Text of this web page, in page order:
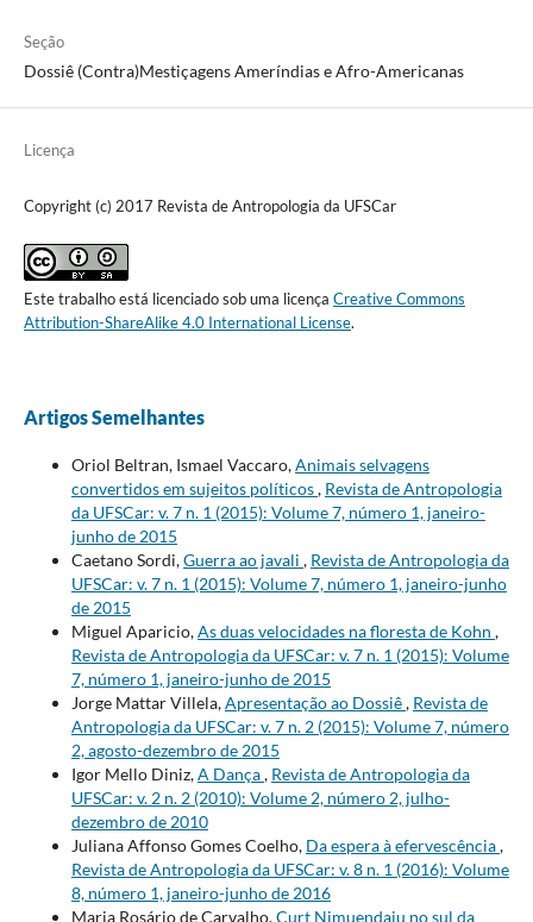
Seção
Dossiê (Contra)Mestiçagens Ameríndias e Afro-Americanas
Licença
Copyright (c) 2017 Revista de Antropologia da UFSCar
Este trabalho está licenciado sob uma licença Creative Commons
Attribution-ShareAlike 4.0 International License.
Artigos Semelhantes
Oriol Beltran, Ismael Vaccaro,Animais selvagens
convertidos em sujeitos políticos, Revista de Antropologia
da UFSCar: v. 7 n. 1 (2015): Volume 7, número 1, janeiro-
junho de 2015
Caetano Sordi,Guerra ao javali , Revista de Antropologia da
UFSCar: v. 7 n. 1 (2015): Volume 7, número 1, janeiro-junho
de 2015
Miguel Aparicio,As duas velocidades na floresta de Kohn ,
Revista de Antropologia da UFSCar: v. 7 n. 1 (2015): Volume
7, número 1, janeiro-junho de 2015
Jorge Mattar Villela,Apresentação ao Dossiê, Revista de
Antropologia da UFSCar: v. 7 n. 2 (2015): Volume 7, número
2, agosto-dezembro de 2015
Igor Mello Diniz,A Dança, Revista de Antropologia da
UFSCar: v. 2 n. 2 (2010): Volume 2, número 2, julho-
dezembro de 2010
Juliana Affonso Gomes Coelho, Da espera à efervescência,
Revista de Antropologia da UFSCar: v. 8 n. 1 (2016): Volume
8, número 1, janeiro-junho de 2016
Maria Rosário de Carvalho,Curt Nimuendaju no sul da